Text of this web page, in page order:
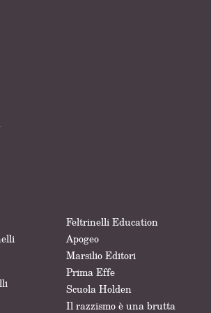
il protagonista può essere lento a
suo, uno straordinario conoscitore
ha scritto un libro incredibile e
protagonista insolito che conquista
cuore del lettore.”
Feltrinelli Education
Apogeo
Marsilio Editori
Prima Effe
Scuola Holden
Il razzismo è una brutta